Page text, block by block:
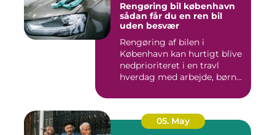
Rengøring bil københavn
sådan får du en ren bil
uden besvær
Rengøring af bilen i
København kan hurtigt blive
nedprioriteret i en travl
hverdag med arbejde, børn...
05. May